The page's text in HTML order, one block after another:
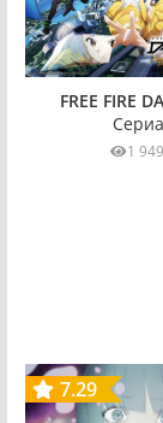
FREE FIRE
1 949
7.29